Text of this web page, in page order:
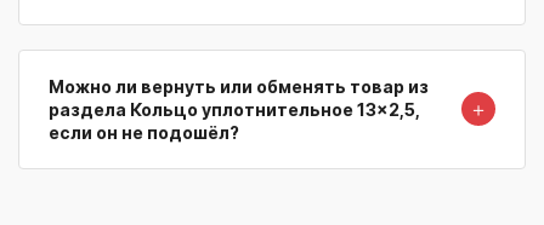
Можно ли вернуть или обменять товар из
раздела Кольцо уплотнительное 13x2,5,
если он не подошёл?
＋